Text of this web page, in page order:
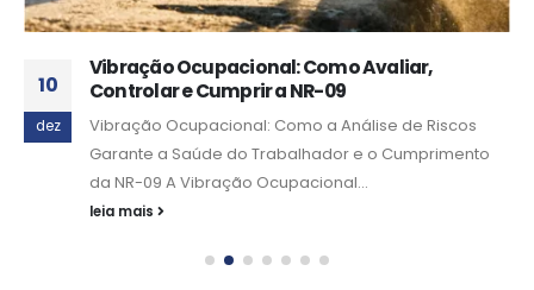
10
dez
Vibração Ocupacional: Como Avaliar,
Controlar e Cumprir a NR-09
Vibração Ocupacional: Como a Análise de Riscos
Garante a Saúde do Trabalhador e o Cumprimento
da NR-09 A Vibração Ocupacional...
leia mais